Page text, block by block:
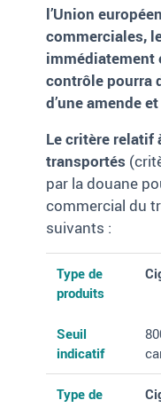
l’Union
commerciales,
immédiatement
contrôle pourra
d’une amende
Le critère relatif
transportés
par la douane
commercial du
suivants :
Type de
produits
Seuil
indicatif
Type de